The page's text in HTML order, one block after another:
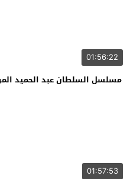
01:56:22
مسلسل السلطان عبد الحميد
01:57:53